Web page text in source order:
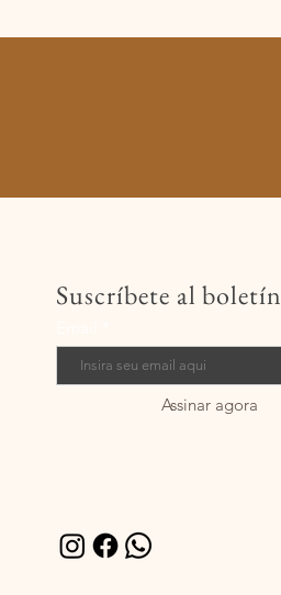
Suscríbete al boletín
Assinar agora